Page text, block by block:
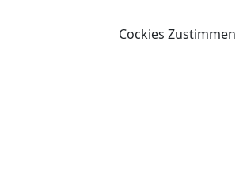
Cockies Zustimmen